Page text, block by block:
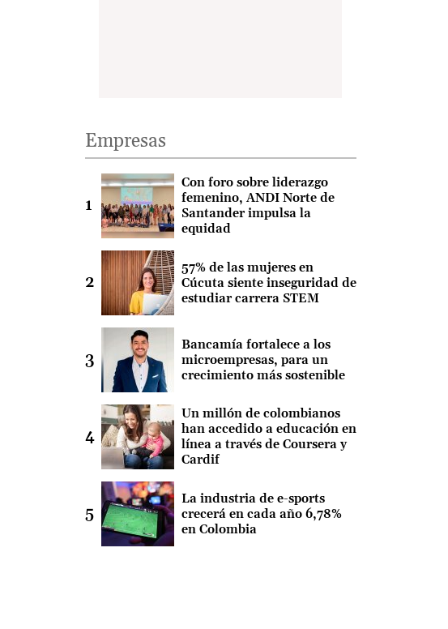
Empresas
Con foro sobre liderazgo
femenino, ANDI Norte de
Santander impulsa la
equidad
57% de las mujeres en
Cúcuta siente inseguridad de
estudiar carrera STEM
Bancamía fortalece a los
microempresas, para un
crecimiento más sostenible
Un millón de colombianos
han accedido a educación en
línea a través de Coursera y
Cardif
La industria de e-sports
crecerá en cada año 6,78%
en Colombia